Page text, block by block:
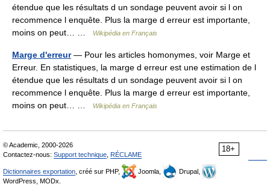
étendue que les résultats d un sondage peuvent avoir si l on
recommence l enquête. Plus la marge d erreur est importante,
moins on peut… …
Wikipédia en Français
Marge d'erreur— Pour les articles homonymes, voir Marge et
Erreur. En statistiques, la marge d erreur est une estimation de l
étendue que les résultats d un sondage peuvent avoir si l on
recommence l enquête. Plus la marge d erreur est importante,
moins on peut… …
Wikipédia en Français
18+
© Academic, 2000-2026
Contactez-nous: Support technique RÉCLAME
Dictionnaires exportation , créé sur PHP, Joomla,
Drupal,
WordPress, MODx.